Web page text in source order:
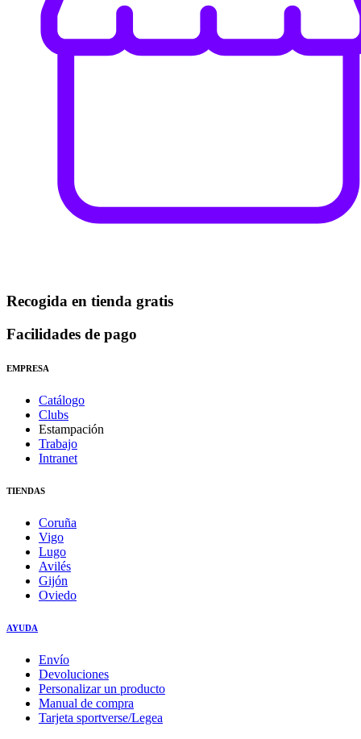
Recogida en tienda gratis
Facilidades de pago
EMPRESA
Catálogo
Clubs
Estampación
Trabajo
Intranet
TIENDAS
Coruña
Vigo
Lugo
Avilés
Gijón
Oviedo
AYUDA
Envío
Devoluciones
Personalizar un producto
Manual de compra
Tarjeta sportverse/Legea